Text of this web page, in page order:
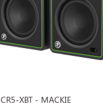
Aperçu rapide
CR5-XBT - MACKIE